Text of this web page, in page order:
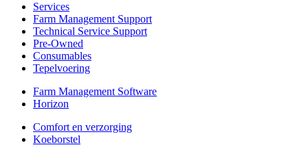
Services
Farm Management Support
Technical Service Support
Pre-Owned
Consumables
Tepelvoering
Farm Management Software
Horizon
Comfort en verzorging
Koeborstel